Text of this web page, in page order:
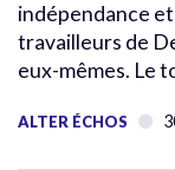
indépendance
travailleurs de
eux-mêmes. Le
ALTER ÉCHOS